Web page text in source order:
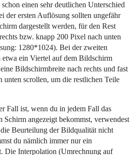
einen sehr deutlichen Unterschied
der ersten Auflösung sollten ungefähr
dargestellt werden, für den Rest
bzw. knapp 200 Pixel nach unten
1280*1024). Bei der zweiten
ein Viertel auf dem Bildschirm
Bildschirmbreite nach rechts und fast
unten scrollen, um die restlichen Teile
Fall ist, wenn du in jedem Fall das
Schirm angezeigt bekommst, verwendest
Beurteilung der Bildqualität nicht
du nämlich immer nur ein
Die Interpolation (Umrechnung auf